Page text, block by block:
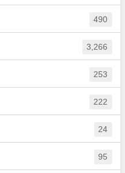
490
3,266
253
222
24
95